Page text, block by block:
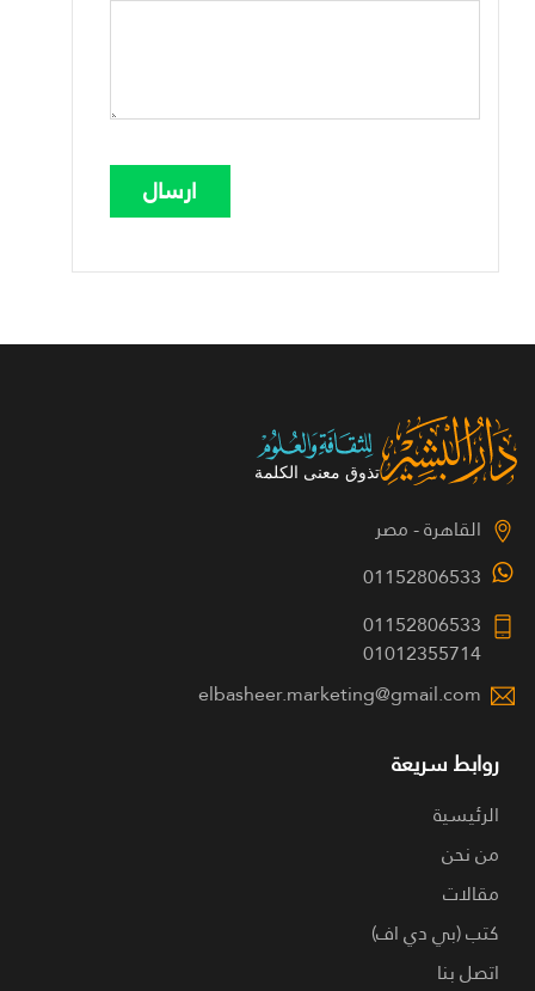
القاهرة - مصر
01152806533
01152806533
01012355714
elbasheer.marketing@gmail.com
روابط سريعة
الرئيسية
من نحن
مقالات
كتب (بي دي اف)
اتصل بنا